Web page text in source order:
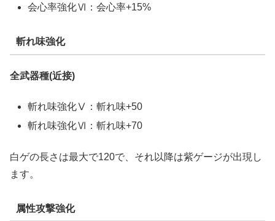
会心率強化Ⅵ：会心率+15%
斬れ味強化
全武器種(近接)
斬れ味強化Ⅴ：斬れ味+50
斬れ味強化Ⅵ：斬れ味+70
白ゲの長さは最大で120で、それ以降は紫ゲージが出現し
ます。
属性攻撃強化